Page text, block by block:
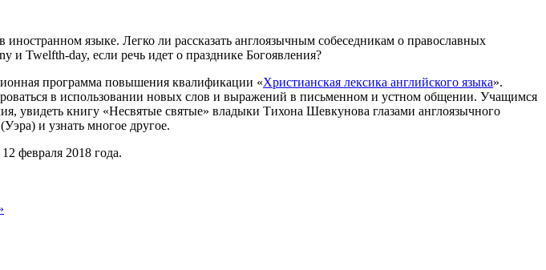
языке. Легко ли рассказать англоязычным собеседникам о православных
и Twelfth-day, если речь идет о празднике Богоявления?
программа повышения квалификации «Христианская лексика английского языка».
в использовании новых слов и выражений в письменном и устном общении. Учащимся
увидеть книгу «Несвятые святые» владыки Тихона Шевкунова глазами англоязычного
и узнать многое другое.
февраля 2018 года.